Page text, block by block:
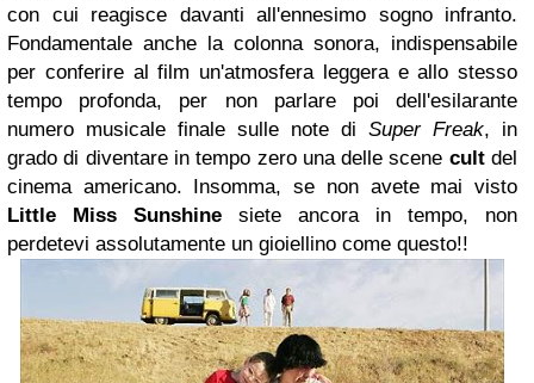
con cui reagisce davanti all'ennesimo sogno infranto.
Fondamentale anche la colonna sonora, indispensabile
per conferire al film un'atmosfera leggera e allo stesso
tempo profonda, per non parlare poi dell'esilarante
numero musicale finale sulle note di Super Freak, in
grado di diventare in tempo zero una delle scene cultdel
cinema americano. Insomma, se non avete mai visto
Little Miss Sunshine siete ancora in tempo, non
perdetevi assolutamente un gioiellino come questo!!